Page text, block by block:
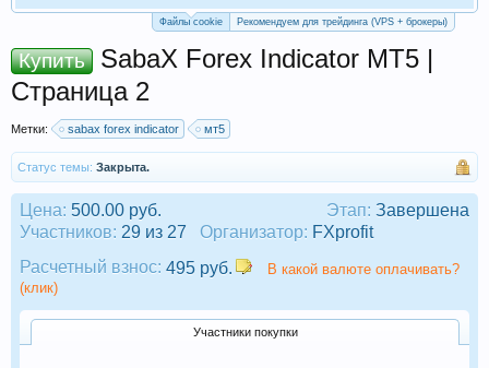
Файлы cookie Рекомендуем для трейдинга (VPS + брокеры)
Купить
SabaX Forex Indicator МТ5 |
Страница 2
Метки: sabax forex indicator мт5
Статус темы: Закрыта.
Этап: Завершена
Цена: 500.00 руб.
Участников: 29 из 27 Организатор: FXprofit
Расчетный взнос: 495 руб.
В какой валюте оплачивать?
(клик)
Участники покупки